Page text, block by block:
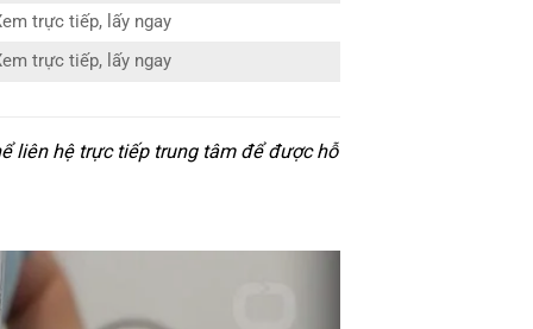
trực tiếp, lấy ngay
trực tiếp, lấy ngay
liên hệ trực tiếp trung tâm để được hỗ